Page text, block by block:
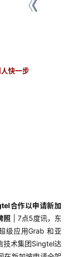
快一步
合作以申请新加
照 | 7点5度讯，东
级应用Grab 和亚
技术集团Singtel达